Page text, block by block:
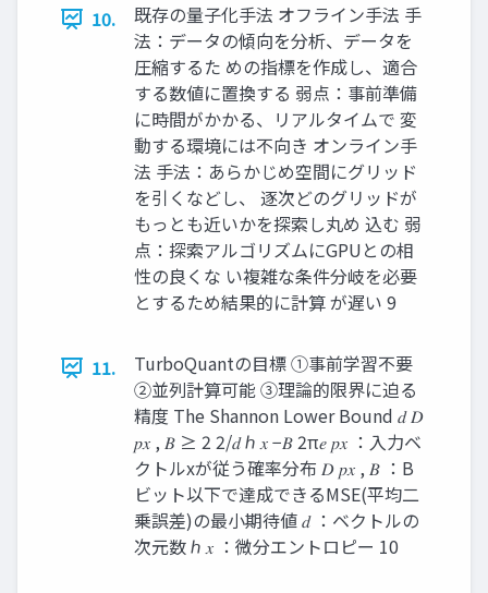
10.
既存の量子化手法 オフライン手法 手
法：データの傾向を分析、データを
圧縮するた めの指標を作成し、適合
する数値に置換する 弱点：事前準備
に時間がかかる、リアルタイムで 変
動する環境には不向き オンライン手
法 手法：あらかじめ空間にグリッド
を引くなどし、 逐次どのグリッドが
もっとも近いかを探索し丸め 込む 弱
点：探索アルゴリズムにGPUとの相
性の良くな い複雑な条件分岐を必要
とするため結果的に計算 が遅い 9
11.
TurboQuantの目標 ①事前学習不要
②並列計算可能 ③理論的限界に迫る
精度 The Shannon Lower Bound 𝑑 𝐷
𝑝𝑥 , 𝐵 ≥ 2 2/𝑑 ℎ 𝑥 −𝐵 2π𝑒 𝑝𝑥 ：入力ベ
クトルxが従う確率分布 𝐷 𝑝𝑥 , 𝐵 ：B
ビット以下で達成できるMSE(平均二
乗誤差)の最小期待値 𝑑 ：ベクトルの
次元数 ℎ 𝑥 ：微分エントロピー 10